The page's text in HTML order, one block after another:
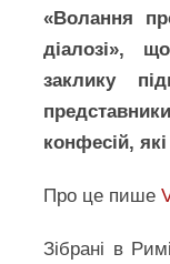
«Волання
діалозі»,
заклику
конфесій,
Про це пише
Зібрані в